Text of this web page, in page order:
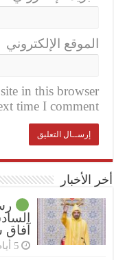
الموقع الإلكتروني
in this browser
time I comment.
أخر الأخبار
5 أيام ago